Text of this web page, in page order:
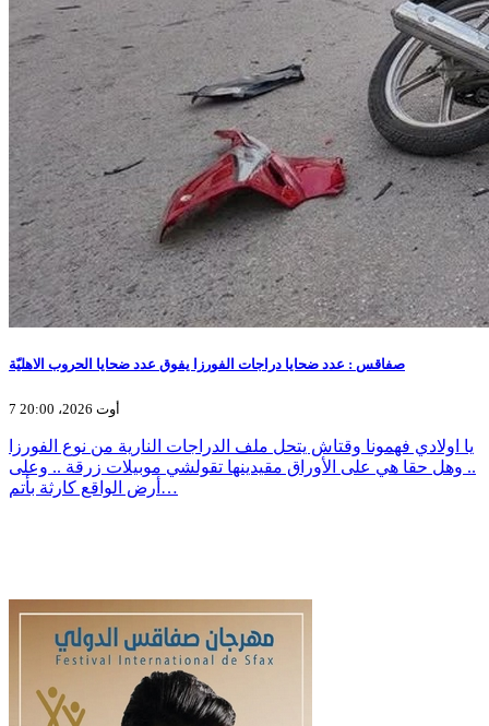
صفاقس : عدد ضحايا دراجات الفورزا يفوق عدد ضحايا الحروب الاهليّة
7 أوت 2026، 20:00
يا اولادي فهمونا وقتاش يتحل ملف الدراجات النارية من نوع الفورزا
.. وهل حقا هي على الأوراق مقيدينها تقولشي موبيلات زرقة .. وعلى
أرض الواقع كارثة بأتم…